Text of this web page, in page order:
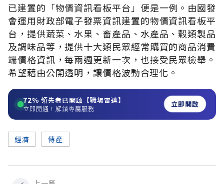
已建置的「物價資訊看板平台」便是一例。由國發
會運用財政部電子發票資訊建置的物價資訊看板平
台，提供蔬菜、水果、畜產品、水產品、穀類製品
及調味品等，提供十大類民眾經常購買的商品消費
端價格資訊，每兩週更新一次，也接受民眾檢舉。
希望藉由公開透明，讓價格波動合理化。
72% 領先者已開啟【職場雷達】
立即開通！解鎖專屬服務 立即開啟
經濟 傳產